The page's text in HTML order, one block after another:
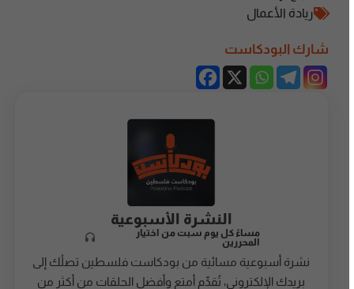
ريادة الأعمال
شارك البودكاست
النشرة الأسبوعية
مساءً كل يوم سبت من اختيار
المحررين
نشرة أسبوعية مسائية من بودكاست فلسطين تصلُك إلى
بريدك الإلكتروني، تُقدِّم أمتع وأفضل الحلقات من أكثر من